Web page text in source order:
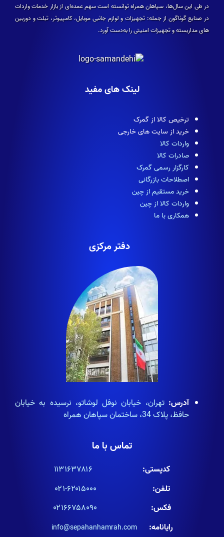
در طی این سال­‌ها، سپاهان همراه توانسته است سهم عمده­‌ای از بازار خدمات واردات
در صنایع گوناگون از جمله: تجهیزات و لوازم جانبی موبایل، کامپیوتر، تبلت و دوربین­‌
های مداربسته و تجهیزات امنیتی را به‌دست آورد.
لینک های مفید
ترخیص کالا از گمرک
خرید از سایت های خارجی
واردات کالا
صادرات کالا
کارگزار رسمی گمرک
اصطلاحات بازرگانی
خرید مستقیم از چین
واردات کالا از چین
همکاری با ما
دفتر مرکزی
آدرس: تهران، خیابان نوفل لوشاتو، نرسیده به خیابان
حافظ، پلاک 34، ساختمان سپاهان همراه
تماس با ما
کدپستی:
۱۱۳۱۶۳۷۸۱۶
تلفن:
۶۲۰۱۵۰۰۰-۰۲۱
فکس:
۰۲۱۶۶۷۵۸۰۹۰
رایانامه:
info@sepahanhamrah.com